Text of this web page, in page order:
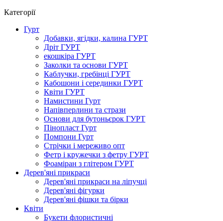
Категорії
Гурт
Добавки, ягідки, калина ГУРТ
Дріт ГУРТ
екошкіра ГУРТ
Заколки та основи ГУРТ
Каблучки, гребінці ГУРТ
Кабошони і серединки ГУРТ
Квіти ГУРТ
Намистини Гурт
Напівперлини та стрази
Основи для бутоньєрок ГУРТ
Пінопласт Гурт
Помпони Гурт
Стрічки і мереживо опт
Фетр і кружечки з фетру ГУРТ
Фоаміран з глітером ГУРТ
Дерев'яні прикраси
Дерев'яні прикраси на ліпучці
Дерев'яні фігурки
Дерев'яні фішки та бірки
Квіти
Букети флористичні